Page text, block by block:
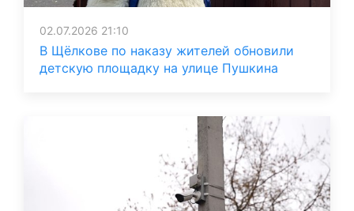
02.07.2026 21:10
В Щёлкове по наказу жителей обновили
детскую площадку на улице Пушкина